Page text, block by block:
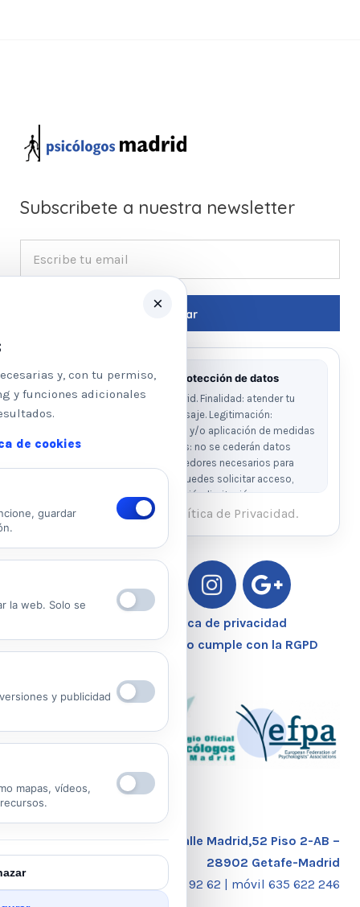
Subscribete a nuestra newsletter
Información básica sobre protección de datos
Responsable: Psicologos Madrid. Finalidad: atender tu
solicitud y responder a tu mensaje. Legitimación:
consentimiento del interesado y/o aplicación de medidas
precontractuales. Destinatarios: no se cederán datos
salvo obligación legal o proveedores necesarios para
prestar el servicio. Derechos: puedes solicitar acceso,
rectificación, supresión, oposición, limitación y
portabilidad escribiendo al email legal indicado.
Ver Política de Cookies
He leído y acepto la Política de Privacidad.
Aviso Legal – Política de privacidad
Nuestro Centro Sanitario cumple con la RGPD
Calle Madrid,52 Piso 2-AB –
28902 Getafe-Madrid
tlf. 91 681 92 62 | móvil 635 622 246
×
y, con tu permiso,
y funciones adicionales
de cookies
guardar
la web. Solo se
y publicidad
mapas, vídeos,